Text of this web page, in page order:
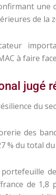
une
de la
à faire
jugé
du
des
% du total
de